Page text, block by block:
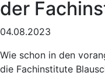
der
04.08.2023
Wie schon in den
die Fachinstitute